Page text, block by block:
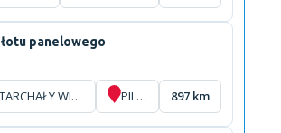
panelowego
TARCHAŁY WIELKIE PILLIG 897 km